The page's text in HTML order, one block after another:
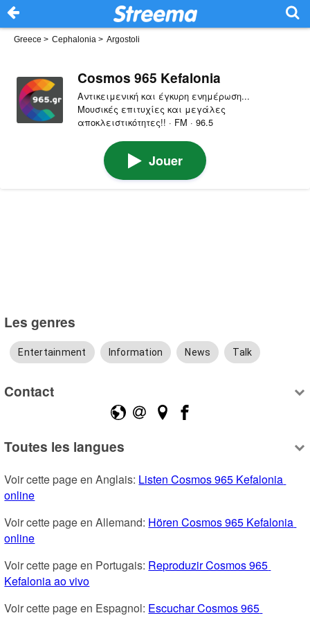
Greece > Cephalonia > Argostoli
Cosmos 965 Kefalonia
Αντικειμενική και έγκυρη ενημέρωση...
Μουσικές επιτυχίες και μεγάλες
αποκλειστικότητες!! · FM · 96.5
Jouer
Les genres
Entertainment Information News Talk
Contact
Toutes les langues
Voir cette page en Anglais: Listen Cosmos 965 Kefalonia
online
Voir cette page en Allemand: Hören Cosmos 965 Kefalonia
online
Voir cette page en Portugais: Reproduzir Cosmos 965
Kefalonia ao vivo
Voir cette page en Espagnol: Escuchar Cosmos 965